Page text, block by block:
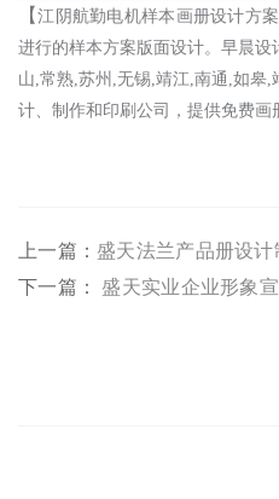
【江阴航勤电机样本画册设计方案
进行的样本方案 版面设计。早晨设
山,常熟,苏州,无锡,靖江,南通,如皋
计、制作和印刷公司，提供免费画
上一篇： 盛天法兰产品册设
下一篇： 盛天实业企业形象